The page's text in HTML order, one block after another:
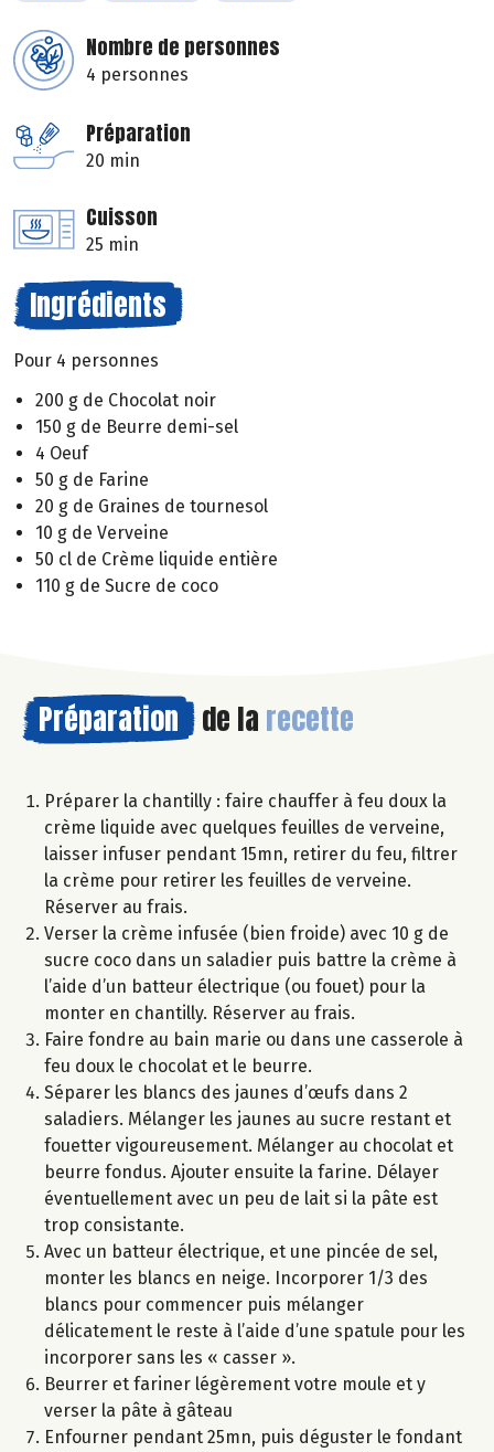
Nombre de personnes
4 personnes
Préparation
20 min
Cuisson
25 min
Ingrédients
Pour 4 personnes
200 g de Chocolat noir
150 g de Beurre demi-sel
4 Oeuf
50 g de Farine
20 g de Graines de tournesol
10 g de Verveine
50 cl de Crème liquide entière
110 g de Sucre de coco
Préparation de la recette
Préparer la chantilly : faire chauffer à feu doux la
crème liquide avec quelques feuilles de verveine,
laisser infuser pendant 15mn, retirer du feu, filtrer
la crème pour retirer les feuilles de verveine.
Réserver au frais.
Verser la crème infusée (bien froide) avec 10 g de
sucre coco dans un saladier puis battre la crème à
l’aide d’un batteur électrique (ou fouet) pour la
monter en chantilly. Réserver au frais.
Faire fondre au bain marie ou dans une casserole à
feu doux le chocolat et le beurre.
Séparer les blancs des jaunes d’œufs dans 2
saladiers. Mélanger les jaunes au sucre restant et
fouetter vigoureusement. Mélanger au chocolat et
beurre fondus. Ajouter ensuite la farine. Délayer
éventuellement avec un peu de lait si la pâte est
trop consistante.
Avec un batteur électrique, et une pincée de sel,
monter les blancs en neige. Incorporer 1/3 des
blancs pour commencer puis mélanger
délicatement le reste à l’aide d’une spatule pour les
incorporer sans les « casser ».
Beurrer et fariner légèrement votre moule et y
verser la pâte à gâteau
Enfourner pendant 25mn, puis déguster le fondant